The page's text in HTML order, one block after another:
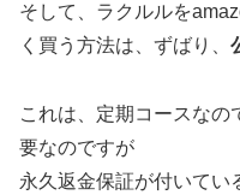
そして、ラクルルを
く買う方法は、ずばり、
これは、定期コースなの
要なのですが
永久返金保証が付いてい